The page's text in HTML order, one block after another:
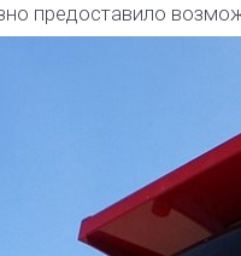
предоставило